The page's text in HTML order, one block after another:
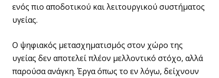
ενός πιο αποδοτικού και λειτουργικού συστήματος
υγείας.
Ο ψηφιακός μετασχηματισμός στον χώρο της
υγείας δεν αποτελεί πλέον μελλοντικό στόχο, αλλά
παρούσα ανάγκη. Έργα όπως το εν λόγω, δείχνουν